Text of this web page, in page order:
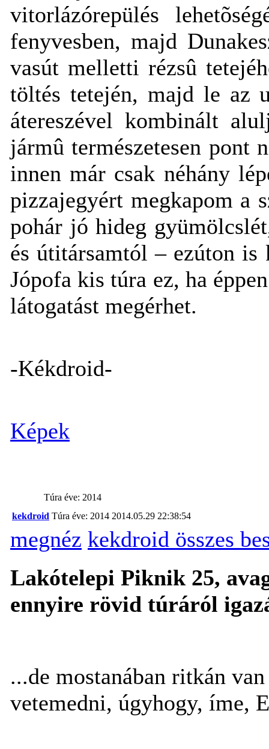
vitorlázórepülés
fenyvesben, majd
vasút melletti rézsû
töltés tetején, majd le az
átereszével kombinált
jármû természetesen pont
innen már csak néhány
pizzajegyért megkapom a
pohár jó hideg
és útitársamtól – ezúton is
Jópofa kis túra ez, ha
látogatást megérhet.
-Kékdroid-
Képek
Túra éve: 2014
kekdroid Túra éve: 2014 2014.05.29 22:38:54
megnéz kekdroid összes
Lakótelepi Piknik 25,
ennyire rövid túráról
...de mostanában ritkán
vetemedni, úgyhogy, íme,